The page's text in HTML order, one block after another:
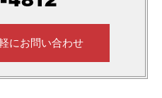
にお問い合わせ